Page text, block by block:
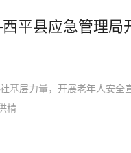
平县应急管理局
层力量，开展老年人安全
精